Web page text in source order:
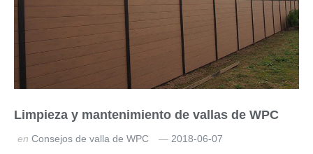
Limpieza y mantenimiento de vallas de WPC
en Consejos de valla de WPC 2018-06-07